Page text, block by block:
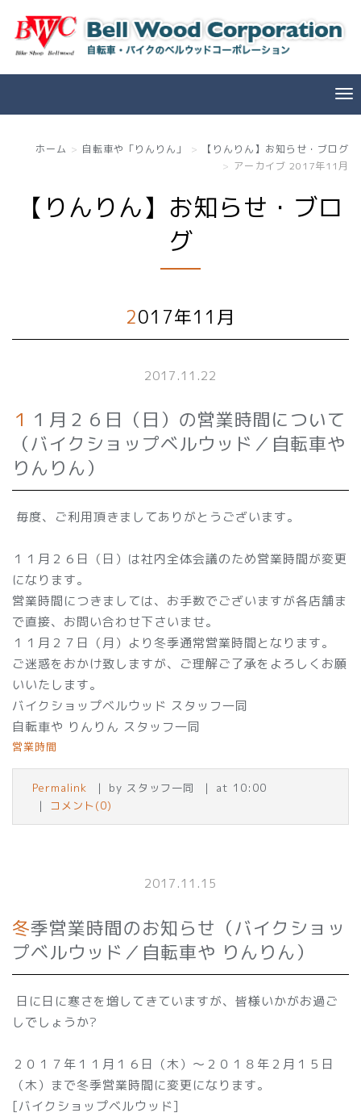
ホーム 自転車や「りんりん」
【りんりん】お知らせ・ブログ
アーカイブ 2017年11月
【りんりん】お知らせ・ブロ
グ
2017年11月
2017.11.22
１１月２６日（日）の営業時間について
（バイクショップベルウッド／自転車や
りんりん）
毎度、ご利用頂きましてありがとうございます。
１１月２６日（日）は社内全体会議のため営業時間が変更
になります。
営業時間につきましては、お手数でございますが各店舗ま
で直接、お問い合わせ下さいませ。
１１月２７日（月）より冬季通常営業時間となります。
ご迷惑をおかけ致しますが、ご理解ご了承をよろしくお願
いいたします。
バイクショップベルウッド スタッフ一同
自転車や りんりん スタッフ一同
営業時間
Permalink by スタッフ一同
at 10:00
コメント(0)
2017.11.15
冬季営業時間のお知らせ（バイクショッ
プベルウッド／自転車や りんりん）
日に日に寒さを増してきていますが、皆様いかがお過ご
しでしょうか?
２０１７年１１月１６日（木）～２０１８年２月１５日
（木）まで冬季営業時間に変更になります。
[バイクショップベルウッド]